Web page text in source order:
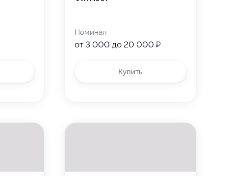
Номинал
от 3 000 до 20 000 ₽
Купить